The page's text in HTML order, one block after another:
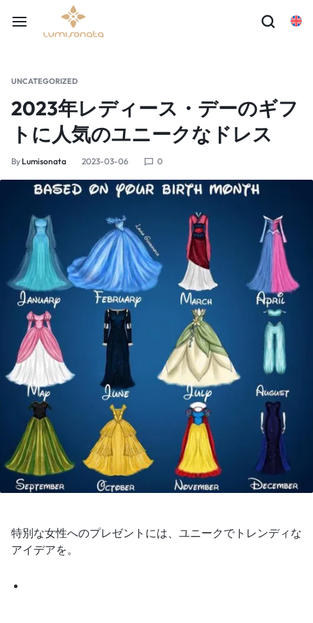
UNCATEGORIZED
2023年レディース・デーのギフ
トに人気のユニークなドレス
By Lumisonata 2023-03-06 0
特別な女性へのプレゼントには、ユニークでトレンディな
アイデアを。